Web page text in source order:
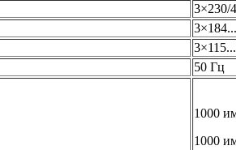
3×230/
50 Гц
1000
1000